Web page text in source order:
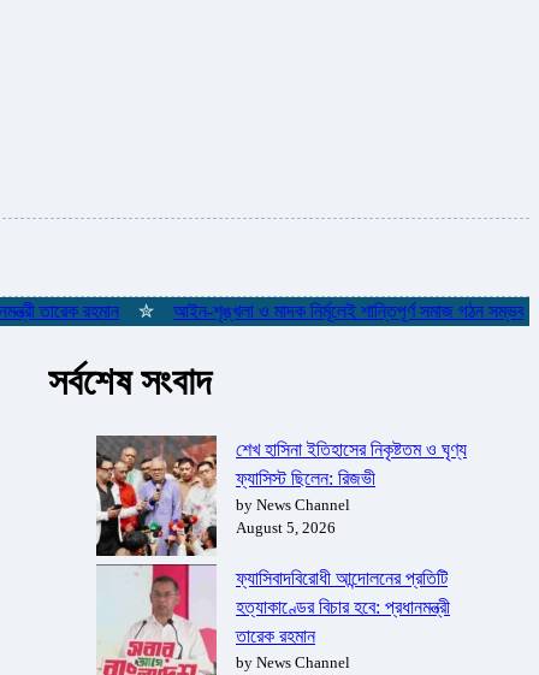
তারেক রহমান ✮ আইন-শৃঙ্খলা ও মাদক নির্মূলেই শান্তিপূর্ণ সমাজ গঠন সম্ভব:
সর্বশেষ সংবাদ
শেখ হাসিনা ইতিহাসের নিকৃষ্টতম ও ঘৃণ্য
ফ্যাসিস্ট ছিলেন: রিজভী
by News Channel
August 5, 2026
ফ্যাসিবাদবিরোধী আন্দোলনের প্রতিটি
হত্যাকাণ্ডের বিচার হবে: প্রধানমন্ত্রী
তারেক রহমান
by News Channel